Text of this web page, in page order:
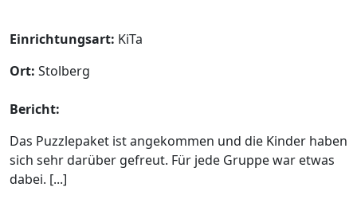
Einrichtungsart: KiTa
Ort: Stolberg
Bericht:
Das Puzzlepaket ist angekommen und die Kinder haben
sich sehr darüber gefreut. Für jede Gruppe war etwas
dabei. [...]